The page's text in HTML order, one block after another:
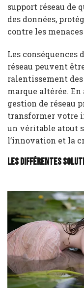
support réseau de
des données,
contre les
Les conséquences
réseau peuvent
ralentissement
marque altérée.
gestion de réseau
transformer votre
un véritable atout
l’innovation et la
Les différentes